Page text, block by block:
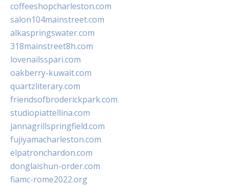
coffeeshopcharleston.com
salon104mainstreet.com
alkaspringswater.com
318mainstreet8h.com
lovenailsspari.com
oakberry-kuwait.com
quartzliterary.com
friendsofbroderickpark.com
studiopiattellina.com
jannagrillspringfield.com
fujiyamacharleston.com
elpatronchardon.com
donglaishun-order.com
fiamc-rome2022.org